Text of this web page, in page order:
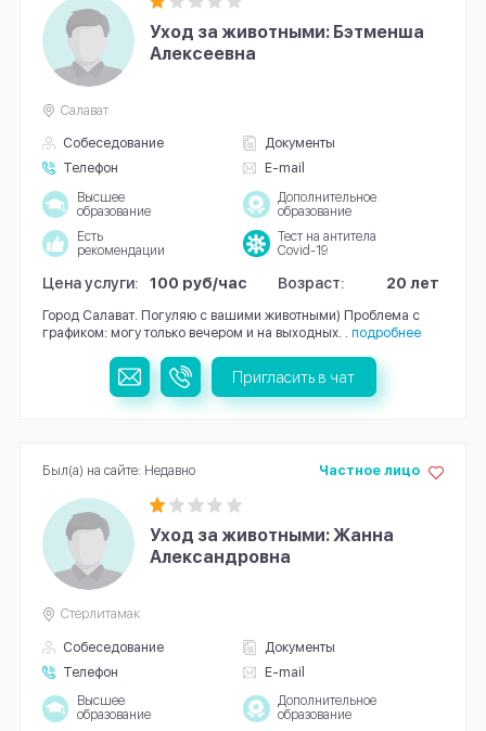
Уход за животными: Бэтменша
Алексеевна
Собеседование
Документы
Телефон
E-mail
Салават
Высшее
образование
Дополнительное
образование
Есть
рекомендации
Тест на антитела
Covid-19
Цена услуги: 100 руб/час Возраст: 20 лет
Город Салават. Погуляю с вашими животными) Проблема с
графиком: могу только вечером и на выходных. . подробнее
Пригласить в чат
Уход за животными: Жанна
Александровна
Собеседование
Документы
Телефон
E-mail
Частное лицо
Стерлитамак
Высшее
образование
Дополнительное
образование
Был(а) на сайте: Недавно